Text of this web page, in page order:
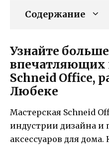
Содержание
Узнайте
впечатляющих
Schneid Office,
Любеке
Мастерская Schneid
индустрии дизайна и
аксессуаров для дома.